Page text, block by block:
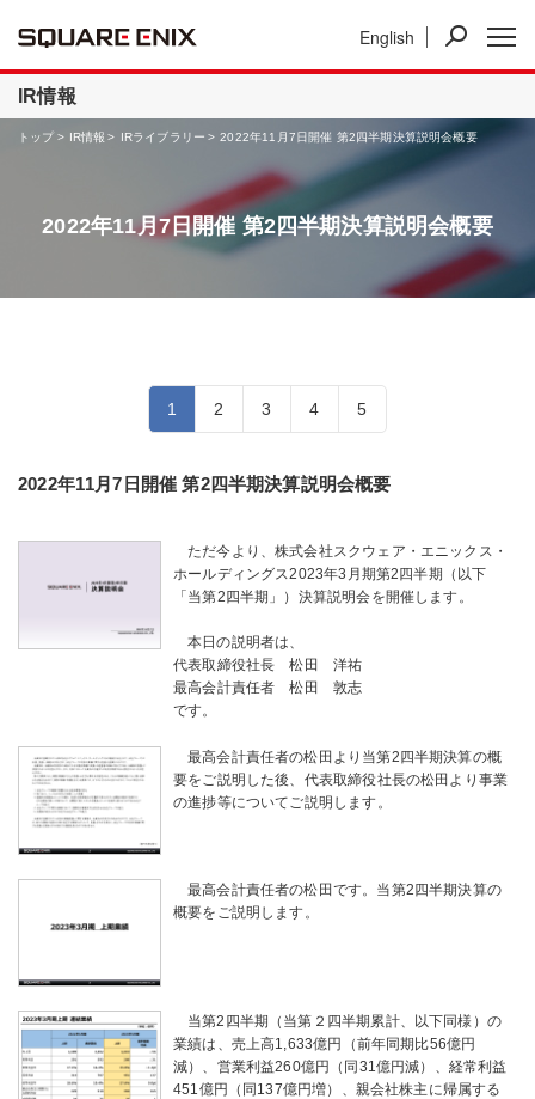
English
IR情報 事業紹介
IR情報
トップ IR情報 IRライブラリー 2022年11月7日開催 第2四半期決算説明会概要
2022年11月7日開催 第2四半期決算説明会概要
1 2 3 4 5
2022年11月7日開催 第2四半期決算説明会概要
ただ今より、株式会社スクウェア・エニックス・
ホールディングス2023年3 月期第2四半期（以下
「当第2四半期」）決算説明会を開催します。
本日の説明者は、
代表取締役社長 松田 洋祐
最高会計責任者 松田 敦志
です。
最高会計責任者の松田より当第2四半期決算の概
要をご説明した後、代表取締役社長の松田より事業
の進捗等についてご説明します。
最高会計責任者の松田です。当第2四半期決算の
概要をご説明します。
当第2四半期（当第２四半期累計、以下同様）の
業績は、売上高1,633億円（前年同期比56億円
減）、営業利益260億円（同31億円減）、経常利益
451億円（同137億円増）、親会社株主に帰属する